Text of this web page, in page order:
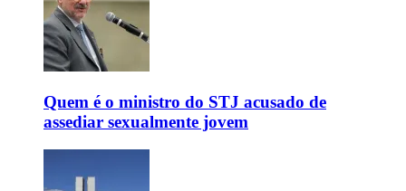
Quem é o ministro do STJ acusado de
assediar sexualmente jovem